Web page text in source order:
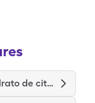
Bromhidrato de citalopram